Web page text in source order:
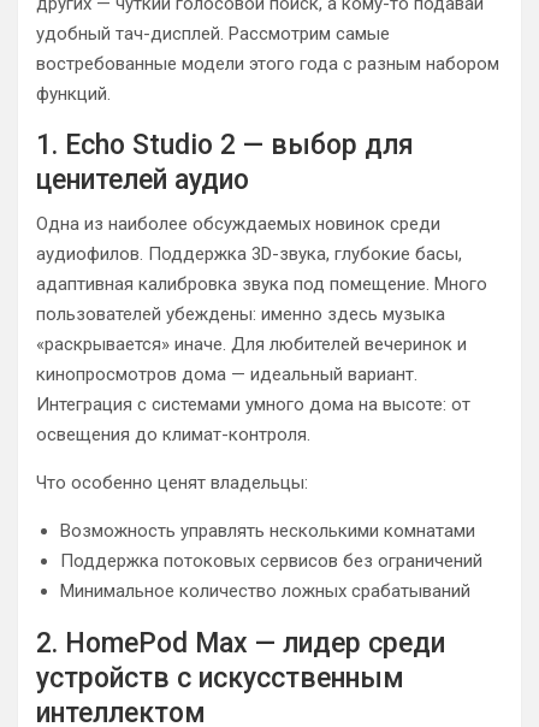
удобный тач-дисплей. Рассмотрим самые
востребованные модели этого года с разным набором
функций.
1. Echo Studio 2 — выбор для
ценителей аудио
Одна из наиболее обсуждаемых новинок среди
аудиофилов. Поддержка 3D-звука, глубокие басы,
адаптивная калибровка звука под помещение. Много
пользователей убеждены: именно здесь музыка
«раскрывается» иначе. Для любителей вечеринок и
кинопросмотров дома — идеальный вариант.
Интеграция с системами умного дома на высоте: от
освещения до климат-контроля.
Что особенно ценят владельцы:
Возможность управлять несколькими комнатами
Поддержка потоковых сервисов без ограничений
Минимальное количество ложных срабатываний
2. HomePod Max — лидер среди
устройств с искусственным
интеллектом